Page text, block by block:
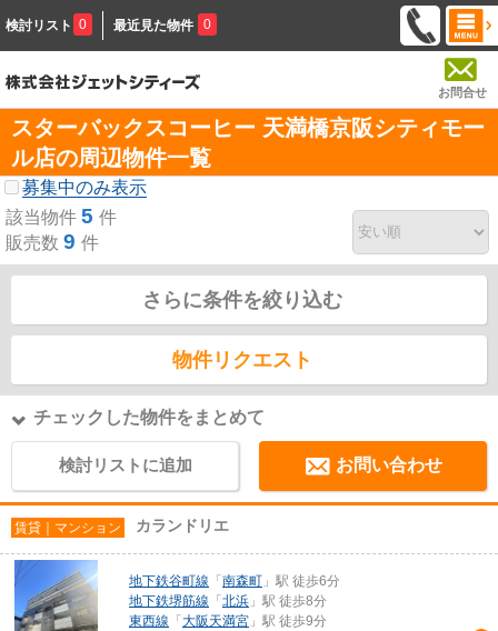
検討リスト 0 最近見た物件 0
お問合せ
スターバックスコーヒー 天満橋京阪シティモー
ル店の周辺物件一覧
募集中のみ表示
該当物件 5 件
販売数 9 件
さらに条件を絞り込む
物件リクエスト
チェックした物件をまとめて
検討リストに追加 お問い合わせ
賃貸｜マンション カランドリエ
地下鉄谷町線 「 南森町 」駅 徒歩6分
地下鉄堺筋線 「 北浜 」駅 徒歩8分
東西線 「 大阪天満宮 」駅 徒歩9分